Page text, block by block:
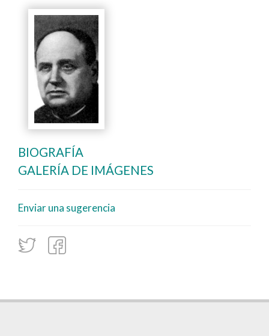
BIOGRAFÍA
GALERÍA DE IMÁGENES
Enviar una sugerencia